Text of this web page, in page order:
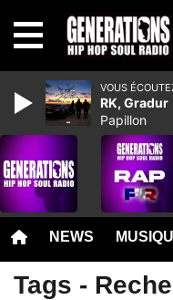
NEWS
Tags -
VOUS
RK, Gradur
Papillon